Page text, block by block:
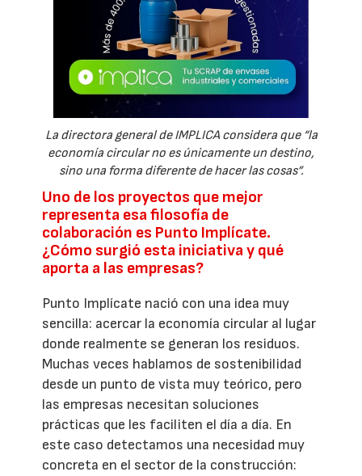
La directora general de IMPLICA considera que “la
economía circular no es únicamente un destino,
sino una forma diferente de hacer las cosas”.
Uno de los proyectos que mejor
representa esa filosofía de
colaboración es Punto Implícate.
¿Cómo surgió esta iniciativa y qué
aporta a las empresas?
Punto Implícate nació con una idea muy
sencilla: acercar la economía circular al lugar
donde realmente se generan los residuos.
Muchas veces hablamos de sostenibilidad
desde un punto de vista muy teórico, pero
las empresas necesitan soluciones
prácticas que les faciliten el día a día. En
este caso detectamos una necesidad muy
concreta en el sector de la construcción: